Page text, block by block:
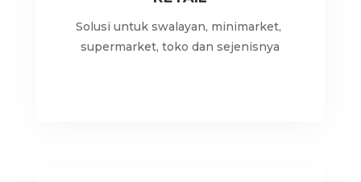
Solusi untuk swalayan, minimarket,
supermarket, toko dan sejenisnya